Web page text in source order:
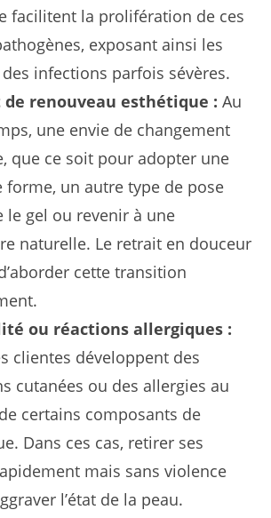
facilitent la prolifération de ces
exposant ainsi les
infections parfois sévères.
de renouveau esthétique : Au
une envie de changement
que ce soit pour adopter une
forme, un autre type de pose
le gel ou revenir à une
naturelle. Le retrait en douceur
cette transition
ou réactions allergiques :
clientes développent des
cutanées ou des allergies au
certains composants de
Dans ces cas, retirer ses
mais sans violence
l’état de la peau.